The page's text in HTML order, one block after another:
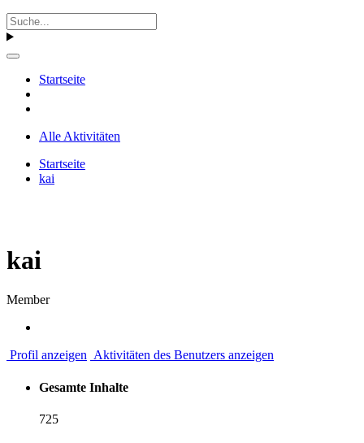
Startseite
Alle Aktivitäten
Startseite
kai
kai
Member
Profil anzeigen Aktivitäten des Benutzers anzeigen
Gesamte Inhalte
725